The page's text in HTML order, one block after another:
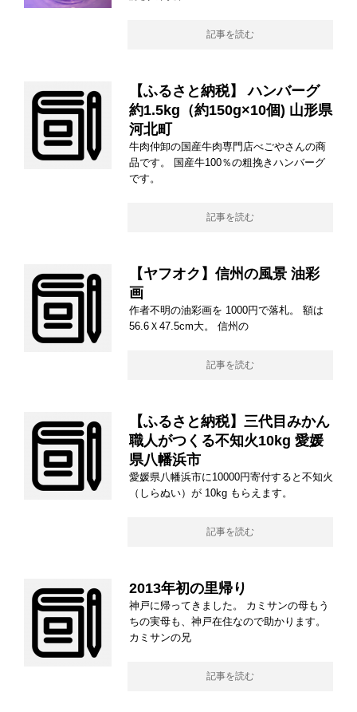
記事を読む
【ふるさと納税】 ハンバーグ
約1.5kg（約150g×10個) 山形県
河北町
牛肉仲卸の国産牛肉専門店べごやさんの商
品です。 国産牛100％の粗挽きハンバーグ
です。
記事を読む
【ヤフオク】信州の風景 油彩
画
作者不明の油彩画を 1000円で落札。 額は
56.6Ｘ47.5cm大。 信州の
記事を読む
【ふるさと納税】三代目みかん
職人がつくる不知火10kg 愛媛
県八幡浜市
愛媛県八幡浜市に10000円寄付すると不知火
（しらぬい）が 10kg もらえます。
記事を読む
2013年初の里帰り
神戸に帰ってきました。 カミサンの母もう
ちの実母も、神戸在住なので助かります。
カミサンの兄
記事を読む